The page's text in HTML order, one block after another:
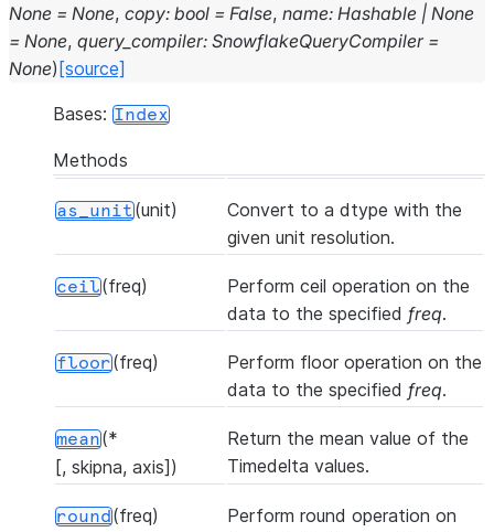
None = None, copy: bool = False, name: Hashable | None
= None, query_compiler: SnowflakeQueryCompiler =
None) [source]
Bases: Index
Methods
as_unit(unit)
Convert to a dtype with the
given unit resolution.
ceil(freq)
Perform ceil operation on the
data to the specified freq.
floor(freq)
Perform floor operation on the
data to the specified freq.
mean(*
[, skipna, axis])
Return the mean value of the
Timedelta values.
round(freq)
Perform round operation on